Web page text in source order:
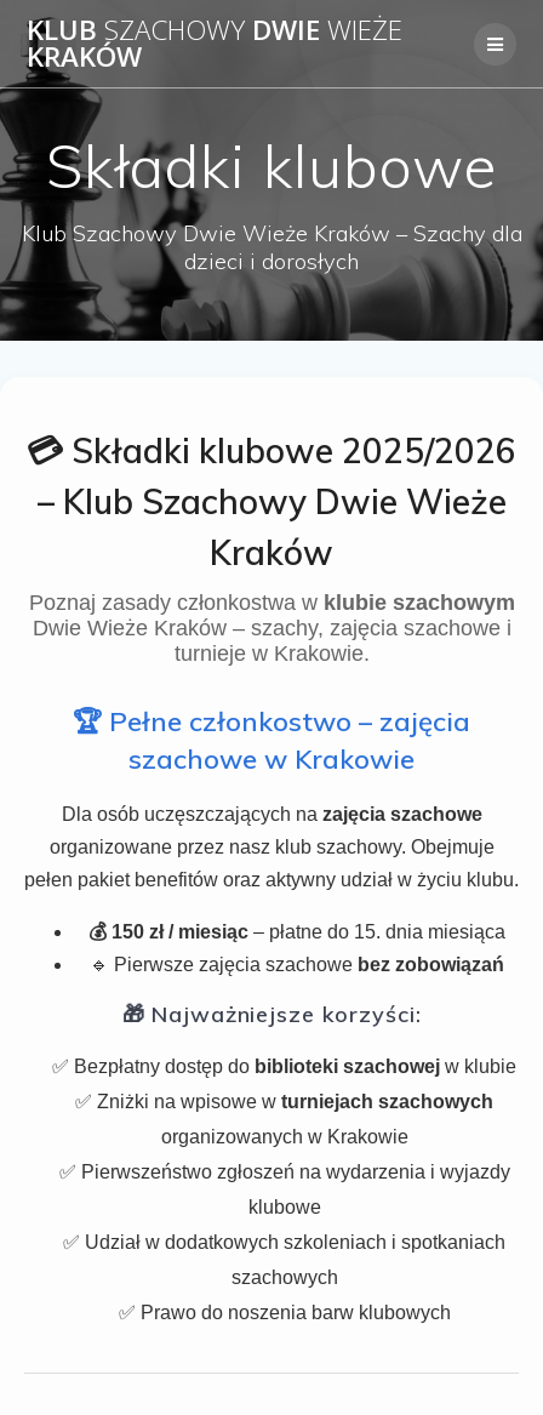
to
KLUB SZACHOWY DWIE WIEŻE
KRAKÓW
Składki klubowe
Klub Szachowy Dwie Wieże Kraków – Szachy dla
dzieci i dorosłych
💳 Składki klubowe 2025/2026
– Klub Szachowy Dwie Wieże
Kraków
Poznaj zasady członkostwa w klubie szachowym
Dwie Wieże Kraków – szachy, zajęcia szachowe i
turnieje w Krakowie.
🏆 Pełne członkostwo – zajęcia
szachowe w Krakowie
Dla osób uczęszczających na zajęcia szachowe
organizowane przez nasz klub szachowy. Obejmuje
pełen pakiet benefitów oraz aktywny udział w życiu klubu.
💰 150 zł / miesiąc– płatne do 15. dnia miesiąca
🔹 Pierwsze zajęcia szachowe bez zobowiązań
🎁 Najważniejsze korzyści:
✅ Bezpłatny dostęp do biblioteki szachowej w klubie
✅ Zniżki na wpisowe w turniejach szachowych
organizowanych w Krakowie
✅ Pierwszeństwo zgłoszeń na wydarzenia i wyjazdy
klubowe
✅ Udział w dodatkowych szkoleniach i spotkaniach
szachowych
✅ Prawo do noszenia barw klubowych